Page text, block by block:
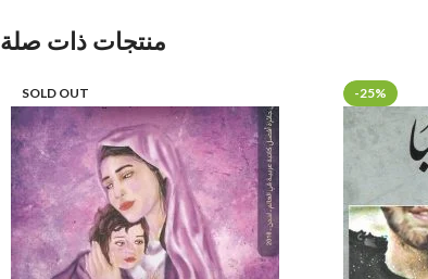
منتجات ذات صلة
SOLD OUT -25%